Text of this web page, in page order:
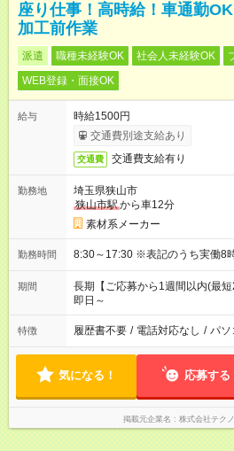
座り仕事！高時給！車通勤
加工前作業
派遣 職種未経験OK 社会人未経験OK
WEB登録・面接OK
給与
時給1500円
交通費別途支給あり
交通費 交通費支給有り
勤務地
埼玉県狭山市
狭山市駅から車12分
素材系メーカー
勤務時間 8:30～17:30 ※表記のうち実
期間
長期【ご応募から1週間以内(最
即日～
特徴 履歴書不要 / 電話対応なし / パソ
気になる！ 応募する
掲載元企業名 株式会社テク